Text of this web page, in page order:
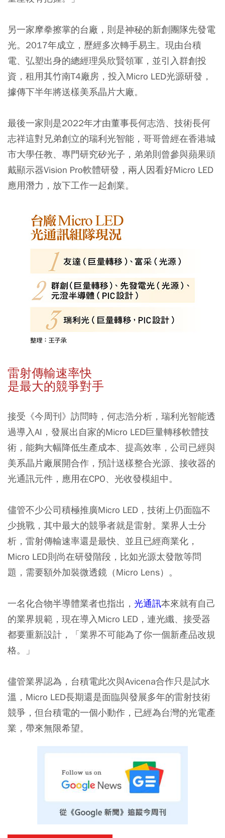
另一家摩拳擦掌的台廠，則是神秘的新創團隊先發電
光。2017年成立，歷經多次轉手易主。現由台積
電、弘塑出身的總經理吳欣賢領軍，並引入群創投
資，租用其竹南T4廠房，投入Micro LED光源研發，
據傳下半年將送樣美系晶片大廠。
最後一家則是2022年才由董事長何志浩、技術長何
志祥這對兄弟創立的瑞利光智能，哥哥曾經在香港城
市大學任教、專門研究矽光子，弟弟則曾參與蘋果頭
戴顯示器Vision Pro軟體研發，兩人因看好Micro LED
應用潛力，放下工作一起創業。
雷射傳輸速率快
是最大的競爭對手
接受《今周刊》訪問時，何志浩分析，瑞利光智能透
過導入AI，發展出自家的Micro LED巨量轉移軟體技
術，能夠大幅降低生產成本、提高效率，公司已經與
美系晶片廠展開合作，預計送樣整合光源、接收器的
光通訊元件，應用在CPO、光收發模組中。
儘管不少公司積極推廣Micro LED，技術上仍面臨不
少挑戰，其中最大的競爭者就是雷射。業界人士分
析，雷射傳輸速率還是最快、並且已經商業化，
Micro LED則尚在研發階段，比如光源太發散等問
題，需要額外加裝微透鏡（Micro Lens）。
一名化合物半導體業者也指出， 光通訊本來就有自己
的業界規範，現在導入Micro LED，連光纖、接受器
都要重新設計，「業界不可能為了你一個新產品改規
格。」
儘管業界認為，台積電此次與Avicena合作只是試水
溫，Micro LED長期還是面臨與發展多年的雷射技術
競爭，但台積電的一個小動作，已經為台灣的光電產
業，帶來無限希望。